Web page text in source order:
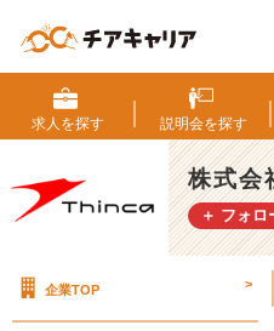
式
会
社
シ
ン
カ
会
求人を探す 説明会を探す
株式会
＋ フォロ
企業TOP >